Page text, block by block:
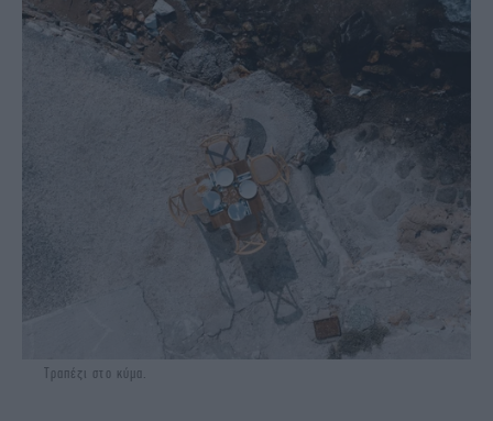
Τραπέζι στο κύμα.